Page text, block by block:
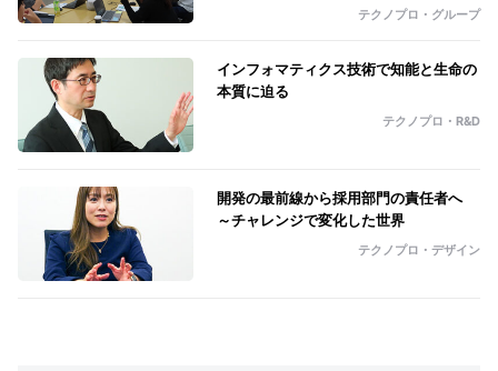
テクノプロ・グループ
インフォマティクス技術で知能と生命の
本質に迫る
テクノプロ・R&D
開発の最前線から採用部門の責任者へ
～チャレンジで変化した世界
テクノプロ・デザイン